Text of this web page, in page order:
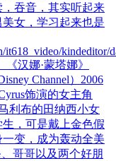
吞音，其实听起来
女，学习起来也是
kindeditor/
汉娜·蒙塔娜》
Channel）2006
饰演的女主角
利布的田纳西小女
，可是戴上金色假
变，成为轰动全美
哥哥以及两个好朋